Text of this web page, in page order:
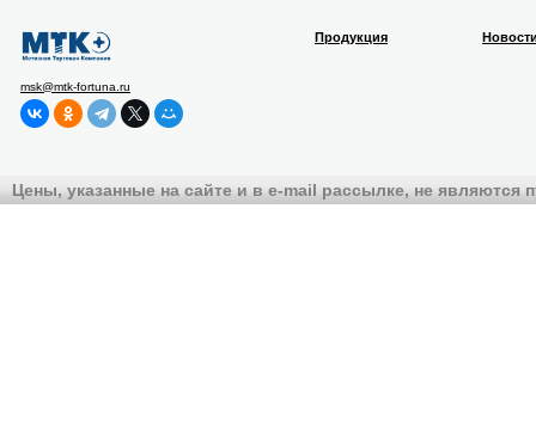
msk@mtk-fortuna.ru
Продукция
Цены, указанные на сайте и в e-mail рассылке, не являются